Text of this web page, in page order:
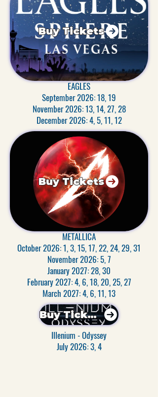
Buy Tickets
EAGLES
September 2026: 18, 19
November 2026: 13, 14, 27, 28
December 2026: 4, 5, 11, 12
Buy Tickets
METALLICA
October 2026: 1, 3, 15, 17, 22, 24, 29, 31
November 2026: 5, 7
January 2027: 28, 30
February 2027: 4, 6, 18, 20, 25, 27
March 2027: 4, 6, 11, 13
Buy Tickets
Illenium - Odyssey
July 2026: 3, 4